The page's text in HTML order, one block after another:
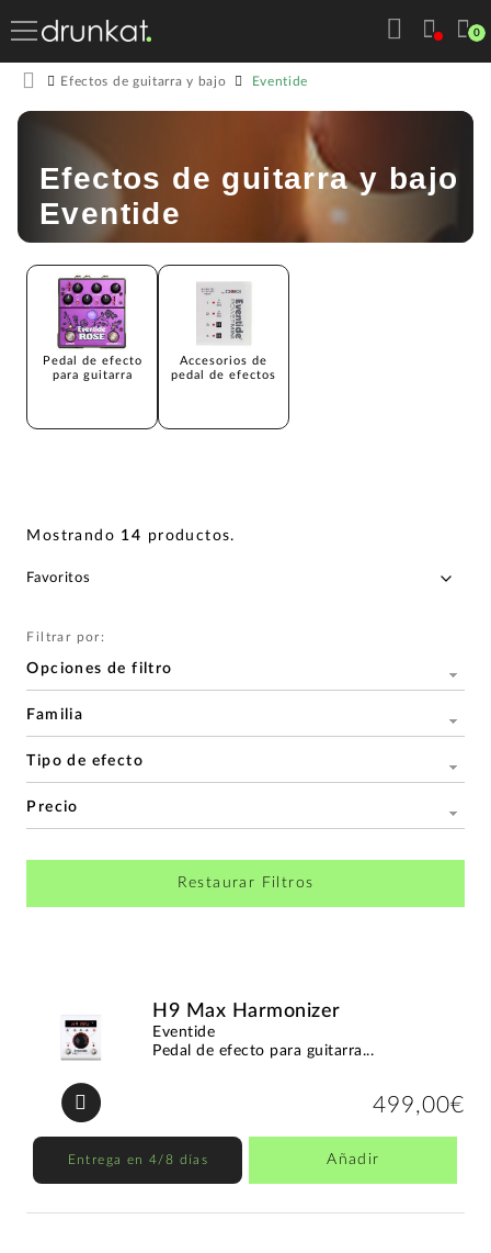
0
Efectos de guitarra y bajo Eventide
Efectos de guitarra y bajo
Eventide
Pedal de efecto
para guitarra
Accesorios de
pedal de efectos
Mostrando 14 productos.
Filtrar por:
Opciones de filtro
Familia
Tipo de efecto
Precio
Restaurar Filtros
H9 Max Harmonizer
Eventide
Pedal de efecto para guitarra...
499,00€
Entrega en 4/8 días Añadir